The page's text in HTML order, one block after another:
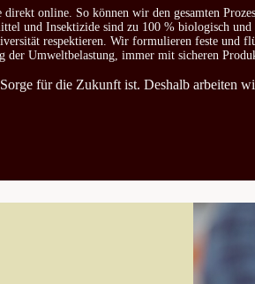
online. So können wir den gesamten
und Insektizide sind zu 100 % biologisch
respektieren. Wir formulieren feste und
Umweltbelastung, immer mit sicheren
für die Zukunft ist. Deshalb arbeiten